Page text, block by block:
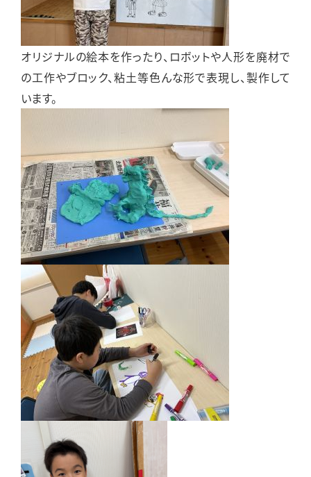
オリジナルの絵本を作ったり、ロボットや人形を廃材で
の工作やブロック、粘土等色んな形で表現し、製作して
います。